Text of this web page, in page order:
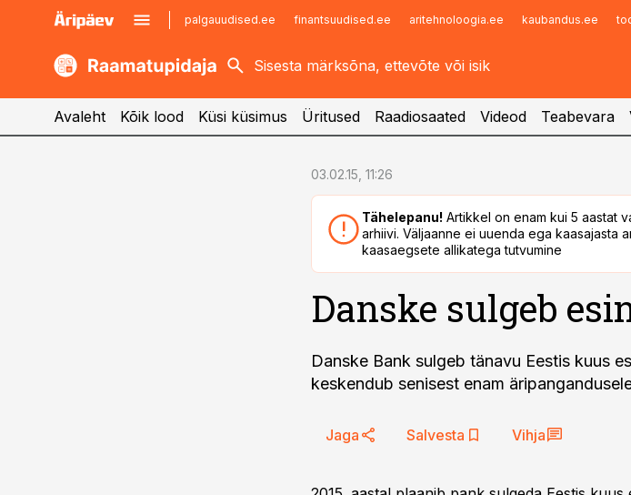
palgauudised.ee finantsuudised.ee aritehnoloogia.ee kaubandus.ee
kaubandus.ee
kinnisvarauudised.ee
imelineajalugu.ee
Infopank
Avaleht Kõik lood Küsi küsimus Üritused Raadiosaated Videod Teabevara
03.02.15, 11:26
Tähelepanu! Artikkel on enam kui 5 aastat
arhiivi. Väljaanne ei uuenda ega kaasajasta
kaasaegsete allikatega tutvumine
Danske sulgeb
Danske Bank sulgeb tänavu Eestis kuus
keskendub senisest enam
Jaga Salvesta Vihja